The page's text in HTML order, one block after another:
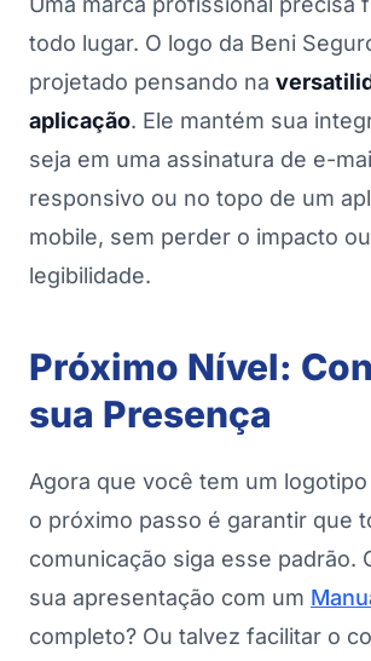
todo lugar. O logo da Beni
projetado pensando na
aplicação. Ele mantém sua
seja em uma assinatura de e-
responsivo ou no topo de um
mobile, sem perder o impacto
legibilidade.
Próximo Nível:
sua Presença
Agora que você tem um
o próximo passo é garantir que
comunicação siga esse padrão.
sua apresentação com um
completo? Ou talvez facilitar o